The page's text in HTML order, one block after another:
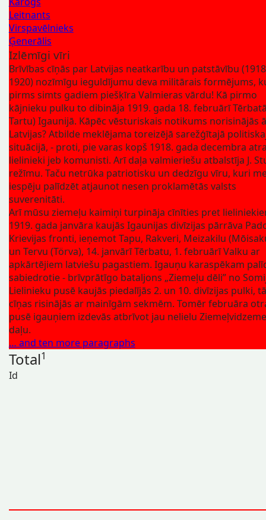
Leitnants
Virspavēlnieks
Ģenerālis
Izlēmīgi vīri
Brīvības cīņās par Latvijas neatkarību un patstāvību
1920) nozīmīgu ieguldījumu deva militārais formējums,
pirms simts gadiem piešķīra Valmieras vārdu! Kā pirmo
kājnieku pulku to dibināja 1919. gada 18. februārī
Tartu) Igaunijā. Kāpēc vēsturiskais notikums norisinājās
Latvijas? Atbilde meklējama toreizējā sarežģītajā
situācijā, - proti, pie varas kopš 1918. gada decembra
lielinieki jeb komunisti. Arī daļa valmieriešu atbalstīja J.
režīmu. Taču netrūka patriotisku un dedzīgu vīru, kuri
iespēju palīdzēt atjaunot nesen proklamētās valsts
suverenitāti.
Arī mūsu ziemeļu kaimiņi turpināja cīnīties pret
1919. gada janvāra kaujās Igaunijas divīzijas pārrāva
Krievijas fronti, ieņemot Tapu, Rakveri, Meizakilu
un Tervu (Törva), 14. janvārī Tērbatu, 1. februārī Valku ar
apkārtējiem latviešu pagastiem. Igauņu karaspēkam
sabiedrotie - brīvprātīgo bataljons „Ziemeļu dēli” no
Lielinieku pusē kaujās piedalījās 2. un 10. divīzijas pulki,
cīņas risinājās ar mainīgām sekmēm. Tomēr februāra
pusē igauņiem izdevās atbrīvot jau nelielu
daļu.
… and ten more paragraphs
Total1
Id